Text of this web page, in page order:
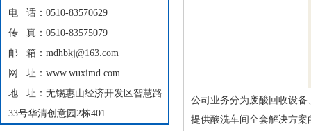
电 话：0510-83570629
传 真：0510-83575079
邮 箱：mdhbkj@163.com
网 址：www.wuximd.com
地 址：无锡惠山经济开发区智慧路
33号华清创意园2栋401
公司业务分为废酸回收设
提供酸洗车间全套解决方